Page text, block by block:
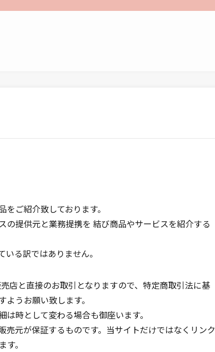
ご紹介致しております。
の提供元と業務提携を 結び商品やサービスを紹介する
る訳ではありません。
店と直接のお取引となりますので、特定商取引法に基
うお願い致します。
時として変わる場合も御座います。
元が保証するものです。当サイトだけではなくリンク
。